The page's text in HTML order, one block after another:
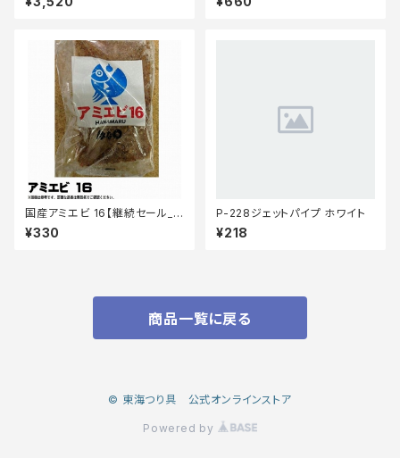
国産アミエビ 16【継続セール_
エサ】
¥330
P-228ジェットパイプ ホワイト
¥218
商品一覧に戻る
© 東海つり具 公式オンラインストア
Powered by